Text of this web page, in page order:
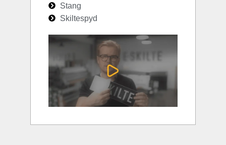
Stang
Skiltespyd